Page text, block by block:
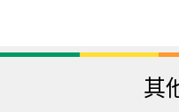
其